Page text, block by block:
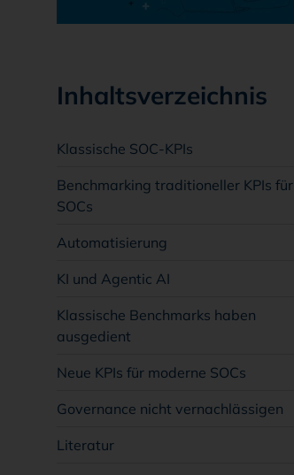
Inhaltsverzeichnis
Klassische SOC-KPIs
Benchmarking traditioneller KPIs für
SOCs
Automatisierung
KI und Agentic AI
Klassische Benchmarks haben
ausgedient
Neue KPIs für moderne SOCs
Governance nicht vernachlässigen
Literatur